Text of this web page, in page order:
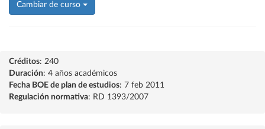
Cambiar de curso
Créditos: 240
Duración: 4 años académicos
Fecha BOE de plan de estudios: 7 feb 2011
Regulación normativa: RD 1393/2007